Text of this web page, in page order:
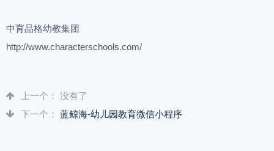
中育品格幼教集团
http://www.characterschools.com/
上一个： 没有了
下一个： 蓝鲸海-幼儿园教育微信小程序